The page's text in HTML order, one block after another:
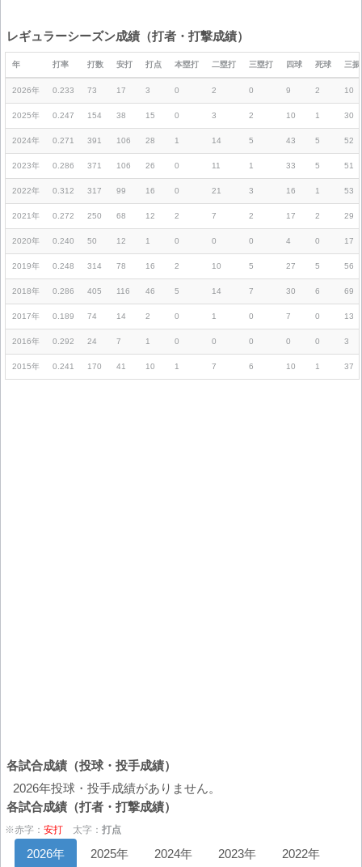
レギュラーシーズン成績（打者・打撃成績）
年 打率 打数 安打 打点 本塁打 二塁打 三塁打 四球 死球 三振
2026年 0.233 73 17 3 0 2 0 9 2 10
2025年 0.247 154 38 15 0 3 2 10 1 30
2024年 0.271 391 106 28 1 14 5 43 5 52
2023年 0.286 371 106 26 0 11 1 33 5 51
2022年 0.312 317 99 16 0 21 3 16 1 53
2021年 0.272 250 68 12 2 7 2 17 2 29
2020年 0.240 50 12 1 0 0 0 4 0 17
2019年 0.248 314 78 16 2 10 5 27 5 56
2018年 0.286 405 116 46 5 14 7 30 6 69
2017年 0.189 74 14 2 0 1 0 7 0 13
2016年 0.292 24 7 1 0 0 0 0 0 3
2015年 0.241 170 41 10 1 7 6 10 1 37
各試合成績（投球・投手成績）
2026年投球・投手成績がありません。
各試合成績（打者・打撃成績）
※赤字： 安打 太字： 打点
2026年 2025年 2024年 2023年 2022年